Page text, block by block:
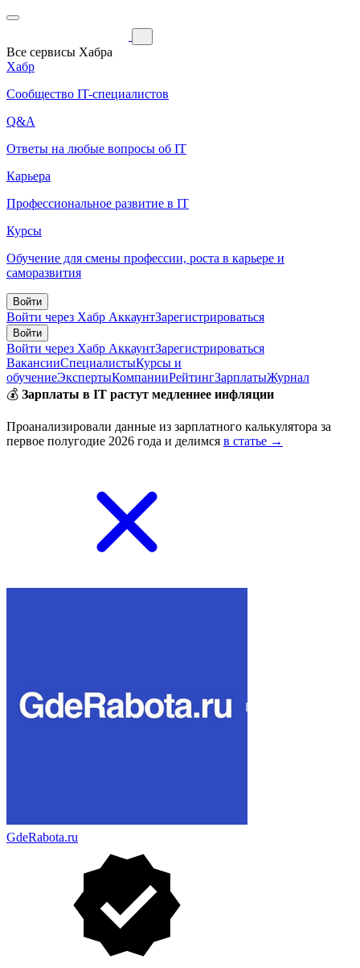
Все сервисы Хабра
Хабр
Сообщество IT-специалистов
Q&A
Ответы на любые вопросы об IT
Карьера
Профессиональное развитие в IT
Курсы
Обучение для смены профессии, роста в карьере и
саморазвития
Войти
Войти через Хабр АккаунтЗарегистрироваться
Войти
Войти через Хабр АккаунтЗарегистрироваться
ВакансииСпециалистыКурсы и
обучениеЭкспертыКомпанииРейтингЗарплатыЖурнал
💰 Зарплаты в IT растут медленнее инфляции
Проанализировали данные из зарплатного калькулятора за
первое полугодие 2026 года и делимся в статье →
GdeRabota.ru